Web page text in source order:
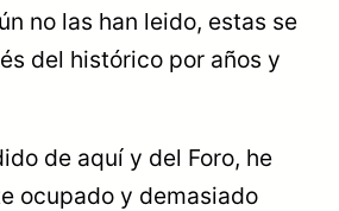
no las han leido, estas se
del histórico por años y
de aquí y del Foro, he
ocupado y demasiado